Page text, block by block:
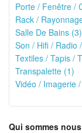
Porte / Fenêtre /
Rack /
Salle De Bains (3)
Son / Hifi / Radio
Textiles / Tapis /
Transpalette (1)
Vidéo / Imagerie
Qui sommes